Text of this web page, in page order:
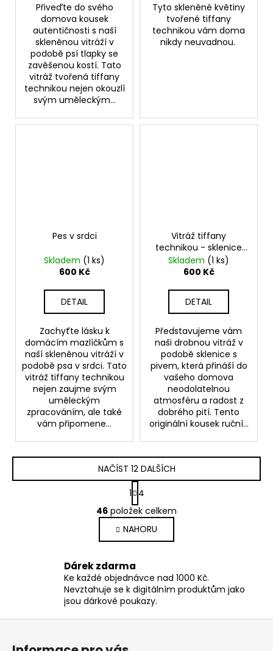
Přiveďte do svého
domova kousek
autentičnosti s naší
skleněnou vitráží v
podobě psí tlapky se
zavěšenou kostí. Tato
vitráž tvořená tiffany
technikou nejen okouzlí
svým uměleckým...
Tyto skleněné květiny
tvořené tiffany
technikou vám doma
nikdy neuvadnou.
Pes v srdci
Skladem (1 ks)
600 Kč
DETAIL
Zachyťte lásku k
domácím mazlíčkům s
naší skleněnou vitráží v
podobě psa v srdci. Tato
vitráž tiffany technikou
nejen zaujme svým
uměleckým
zpracováním, ale také
vám připomene...
Vitráž tiffany
technikou - sklenice
piva
Skladem (1 ks)
600 Kč
DETAIL
Představujeme vám
naši drobnou vitráž v
podobě sklenice s
pivem, která přináší do
vašeho domova
neodolatelnou
atmosféru a radost z
dobrého pití. Tento
originální kousek ruční...
O
v
l
á
a
c
í
NAČÍST 12 DALŠÍCH
S
t
r
á
n
k
á
n
í
1
4
46 položek celkem
NAHORU
Dárek zdarma
Ke každé objednávce nad 1000 Kč.
Nevztahuje se k digitálním produktům jako
jsou dárkové poukazy.